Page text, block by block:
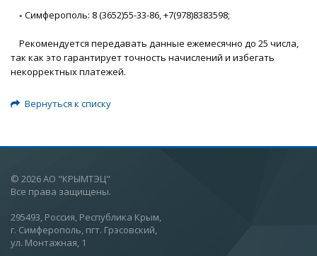
◦ Симферополь: 8 (3652)55-33-86, +7(978)8383598;
Рекомендуется передавать данные ежемесячно до 25 числа,
так как это гарантирует точность начислений и избегать
некорректных платежей.
Вернуться к списку
© 2026 АО "КРЫМТЭЦ"
Все права защищены.
295493, Россия, Республика Крым,
г. Симферополь, пгт. Грэсовский,
ул. Монтажная, 1